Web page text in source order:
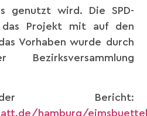
genutzt wird. Die SPD-
das Projekt mit auf den
Vorhaben wurde durch
Bericht:
hamburg/